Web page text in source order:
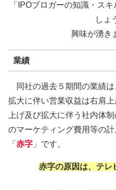
「IPOブロガーの知識・ス
しょ
興味が湧き
業績
同社の過去５期間の業績は
拡大に伴い営業収益は右肩
上げ及び拡大に伴う社内体
のマーケティング費用等の
「 赤字 」です。
赤字の原因は、テレ